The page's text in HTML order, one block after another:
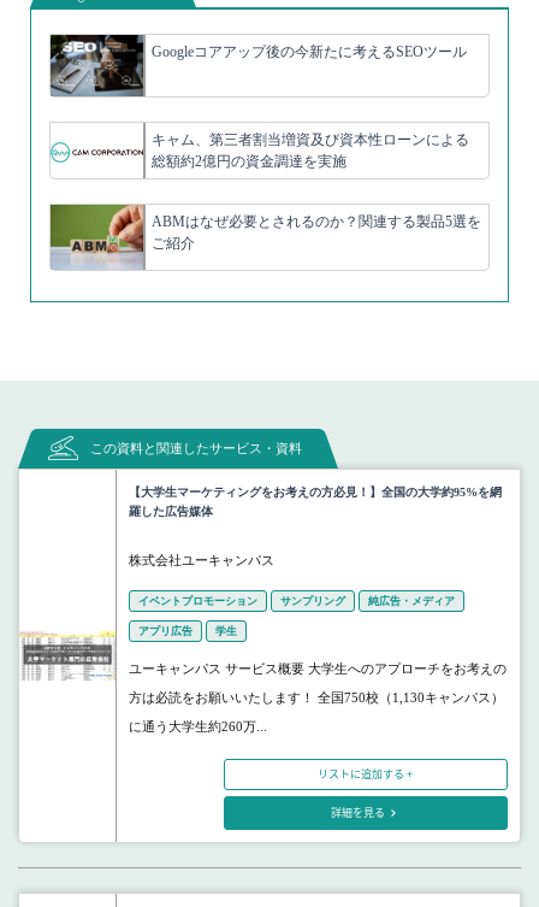
Googleコアアップ後の今新たに考えるSEOツール
キャム、第三者割当増資及び資本性ローンによる
総額約2億円の資金調達を実施
ABMはなぜ必要とされるのか？関連する製品5選を
ご紹介
この資料と関連したサービス・資料
【大学生マーケティングをお考えの方必見！】全国の大学約95%を網
羅した広告媒体
株式会社ユーキャンパス
イベントプロモーション サンプリング 純広告・メディア
アプリ広告 学生
ユーキャンパス サービス概要 大学生へのアプローチをお考えの
方は必読をお願いいたします！ 全国750校（1,130キャンパス）
に通う大学生約260万...
リストに追加する +
詳細を見る